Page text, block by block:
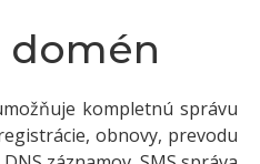
domén
kompletnú správu
obnovy, prevodu